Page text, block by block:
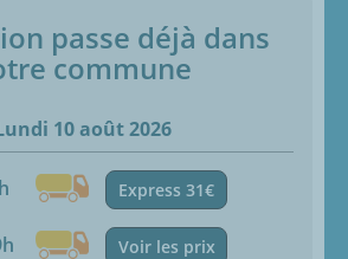
passe déjà dans
commune
10 août 2026
Express 31€
Voir les prix